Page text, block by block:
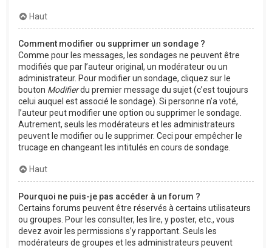
Haut
Comment modifier ou supprimer un sondage ?
Comme pour les messages, les sondages ne peuvent être
modifiés que par l’auteur original, un modérateur ou un
administrateur. Pour modifier un sondage, cliquez sur le
bouton Modifierdu premier message du sujet (c’est toujours
celui auquel est associé le sondage). Si personne n’a voté,
l’auteur peut modifier une option ou supprimer le sondage.
Autrement, seuls les modérateurs et les administrateurs
peuvent le modifier ou le supprimer. Ceci pour empêcher le
trucage en changeant les intitulés en cours de sondage.
Haut
Pourquoi ne puis-je pas accéder à un forum ?
Certains forums peuvent être réservés à certains utilisateurs
ou groupes. Pour les consulter, les lire, y poster, etc., vous
devez avoir les permissions s’y rapportant. Seuls les
modérateurs de groupes et les administrateurs peuvent